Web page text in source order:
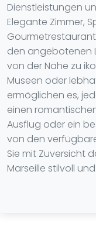
Dienstleistungen
Elegante Zimmer,
den angebotenen
von der Nähe zu
Museen oder
ermöglichen es,
einen
Ausflug oder ein
von den
Sie mit Zuversicht
Marseille stilvoll